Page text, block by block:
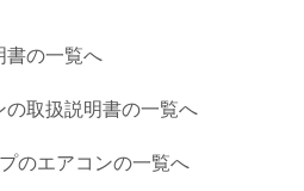
書の一覧へ
の取扱説明書の一覧へ
のエアコンの一覧へ